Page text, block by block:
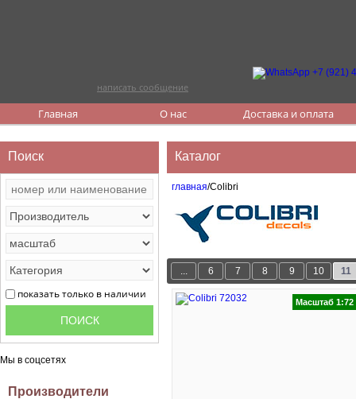
написать сообщение
Главная О нас Доставка и оплата
Поиск
показать только в наличии
Мы в соцсетях
Производители
Каталог
главная/Colibri
... 6 7 8 9 10 11
Масштаб 1:72